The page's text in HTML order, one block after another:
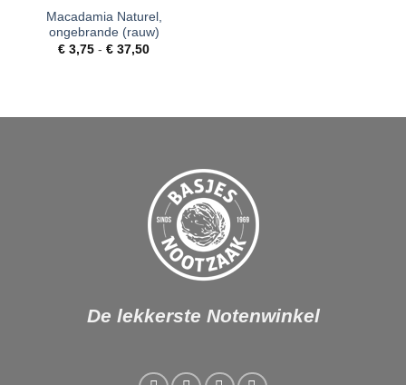
aan
verlanglijst
Macadamia Naturel,
ongebrande (rauw)
€ 3,75 - € 37,50Prijsklasse:
De lekkerste Notenwinkel